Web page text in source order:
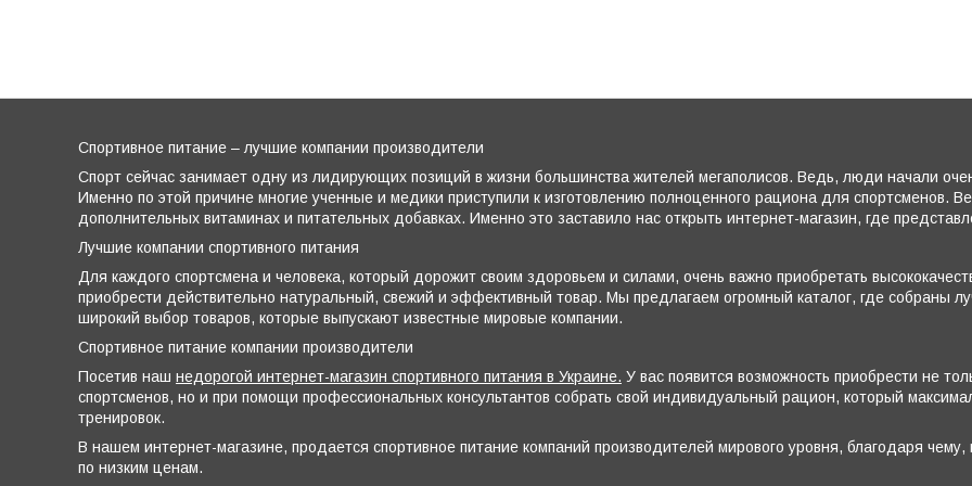
Спортивное питание – лучшие компании производители
Спорт сейчас занимает одну из лидирующих позиций в жизни большинства жителей мегаполисов. Ведь, люди начали
Именно по этой причине многие ученные и медики приступили к изготовлению полноценного рациона для спортсменов.
дополнительных витаминах и питательных добавках. Именно это заставило нас открыть интернет-магазин, где
Лучшие компании спортивного питания
Для каждого спортсмена и человека, который дорожит своим здоровьем и силами, очень важно приобретать
приобрести действительно натуральный, свежий и эффективный товар. Мы предлагаем огромный каталог, где собраны
широкий выбор товаров, которые выпускают известные мировые компании.
Спортивное питание компании производители
Посетив наш недорогой интернет-магазин спортивного питания в Украине. У вас появится возможность приобрести не
спортсменов, но и при помощи профессиональных консультантов собрать свой индивидуальный рацион, который
тренировок.
В нашем интернет-магазине, продается спортивное питание компаний производителей мирового уровня, благодаря
по низким ценам.